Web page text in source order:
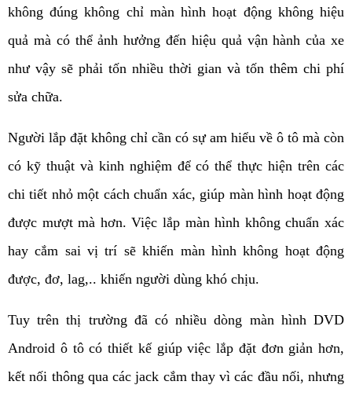
không đúng không chỉ màn hình hoạt động không hiệu
quả mà có thể ảnh hưởng đến hiệu quả vận hành của xe
như vậy sẽ phải tốn nhiều thời gian và tốn thêm chi phí
sửa chữa.
Người lắp đặt không chỉ cần có sự am hiểu về ô tô mà còn
có kỹ thuật và kinh nghiệm để có thể thực hiện trên các
chi tiết nhỏ một cách chuẩn xác, giúp màn hình hoạt động
được mượt mà hơn. Việc lắp màn hình không chuẩn xác
hay cắm sai vị trí sẽ khiến màn hình không hoạt động
được, đơ, lag,.. khiến người dùng khó chịu.
Tuy trên thị trường đã có nhiều dòng màn hình DVD
Android ô tô có thiết kế giúp việc lắp đặt đơn giản hơn,
kết nối thông qua các jack cắm thay vì các đầu nối, nhưng